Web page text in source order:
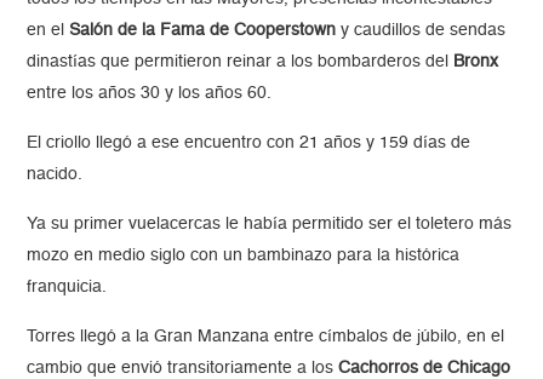
en el Salón de la Fama de Cooperstown y caudillos de sendas
dinastías que permitieron reinar a los bombarderos del
Bronx
entre los años 30 y los años 60.
El criollo llegó a ese encuentro con 21 años y 159 días de
nacido.
Ya su primer vuelacercas le había permitido ser el toletero más
mozo en medio siglo con un bambinazo para la histórica
franquicia.
Torres llegó a la Gran Manzana entre címbalos de júbilo, en el
cambio que envió transitoriamente a losCachorros de Chicago